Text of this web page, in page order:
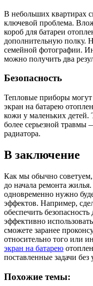
В небольших квартирах
ключевой проблема.
короб для батареи
дополнительную полку.
семейной фотографии.
можно получить два
Безопасность
Тепловые приборы могут
экран на батарею
кожи у маленьких детей.
более серьезной травмы
радиатора.
В заключение
Как мы обычно советуем,
до начала ремонта
одновременно нужно
эффектов. Например,
обеспечить
эффективно
сможете заранее
относительно того или
экран на батарею
поставленные задачи
Похожие темы: